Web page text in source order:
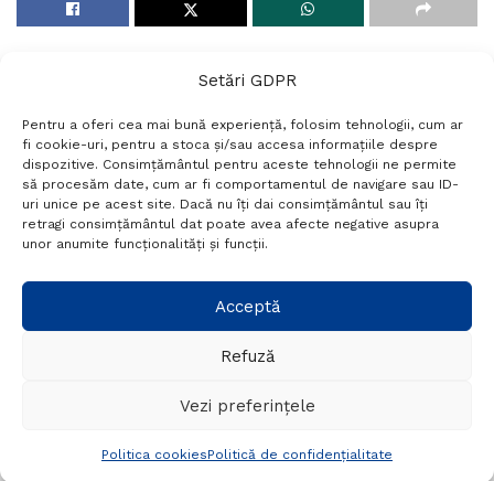
Setări GDPR
Pentru a oferi cea mai bună experiență, folosim tehnologii, cum ar
fi cookie-uri, pentru a stoca și/sau accesa informațiile despre
dispozitive. Consimțământul pentru aceste tehnologii ne permite
să procesăm date, cum ar fi comportamentul de navigare sau ID-
uri unice pe acest site. Dacă nu îți dai consimțământul sau îți
retragi consimțământul dat poate avea afecte negative asupra
unor anumite funcționalități și funcții.
Acceptă
Refuză
Vezi preferințele
Politica cookiesPolitică de confidențialitate
Termeni si conditii
Politică de confidențialitate
Politica cookies
Setări GDPR
+40 788 760 194